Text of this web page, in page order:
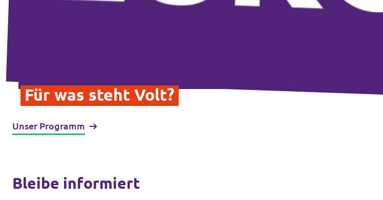
Für was steht Volt?
Unser Programm
Bleibe informiert